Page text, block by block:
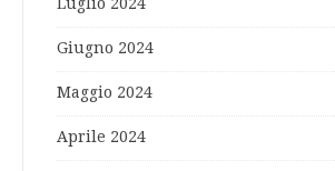
Giugno 2024
Maggio 2024
Aprile 2024